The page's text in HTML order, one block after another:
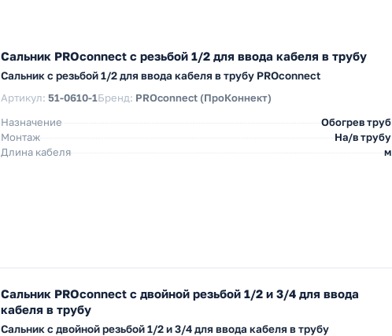
Сальник PROconnect с резьбой 1/2 для ввода кабеля в трубу
Сальник с резьбой 1/2 для ввода кабеля в трубу PROconnect
Артикул: 51-0610-1Бренд: PROconnect (ПроКоннект)
Назначение
Обогрев труб
Монтаж
На/в трубу
Длина кабеля
м
Сальник PROconnect с двойной резьбой 1/2 и 3/4 для ввода
кабеля в трубу
Сальник с двойной резьбой 1/2 и 3/4 для ввода кабеля в трубу